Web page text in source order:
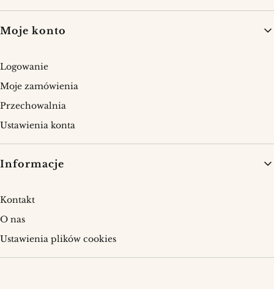
Moje konto
Logowanie
Moje zamówienia
Przechowalnia
Ustawienia konta
Informacje
Kontakt
O nas
Ustawienia plików cookies